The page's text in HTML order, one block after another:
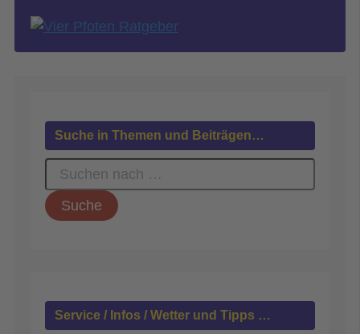
Suche in Themen und Beiträgen…
c
h
:
Service / Infos / Wetter und Tipps …